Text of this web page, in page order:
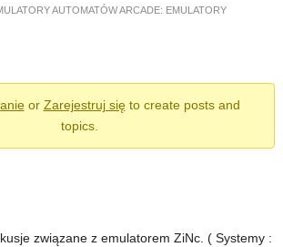
AUTOMATÓW ARCADE: EMULATORY
or Zarejestruj się to create posts and
topics.
związane z emulatorem ZiNc. ( Systemy :